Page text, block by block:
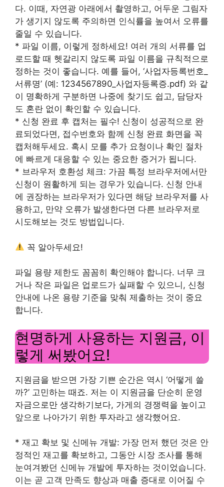
다. 이때, 자연광 아래에서 촬영하고, 어두운 그림자
가 생기지 않도록 주의하면 인식률을 높여서 오류를
줄일 수 있습니다.
* 파일 이름, 이렇게 정하세요! 여러 개의 서류를 업
로드할 때 헷갈리지 않도록 파일 이름을 규칙적으로
정하는 것이 좋습니다. 예를 들어, ‘사업자등록번호_
서류명’ (예: 1234567890_사업자등록증.pdf) 와 같
이 명확하게 구분하면 나중에 찾기도 쉽고, 담당자
도 혼란 없이 확인할 수 있습니다.
* 신청 완료 후 캡처는 필수! 신청이 성공적으로 완
료되었다면, 접수번호와 함께 신청 완료 화면을 꼭
캡처해두세요. 혹시 모를 추가 요청이나 확인 절차
에 빠르게 대응할 수 있는 중요한 증거가 됩니다.
* 브라우저 호환성 체크: 가끔 특정 브라우저에서만
신청이 원활하게 되는 경우가 있습니다. 신청 안내
에 권장하는 브라우저가 있다면 해당 브라우저를 사
용하고, 만약 오류가 발생한다면 다른 브라우저로
시도해보는 것도 방법입니다.
꼭 알아두세요!
파일 용량 제한도 꼼꼼히 확인해야 합니다. 너무 크
거나 작은 파일은 업로드가 실패할 수 있으니, 신청
안내에 나온 용량 기준을 맞춰 제출하는 것이 중요
합니다.
현명하게 사용하는 지원금, 이
렇게 써봤어요!
지원금을 받으면 가장 기쁜 순간은 역시 ‘어떻게 쓸
까?’ 고민하는 때죠. 저는 이 지원금을 단순히 운영
자금으로만 생각하기보다, 가게의 경쟁력을 높이고
앞으로 나아가기 위한 투자라고 생각했어요.
* 재고 확보 및 신메뉴 개발: 가장 먼저 했던 것은 안
정적인 재고를 확보하고, 그동안 시장 조사를 통해
눈여겨봤던 신메뉴 개발에 투자하는 것이었습니다.
이는 곧 고객 만족도 향상과 매출 증대로 이어질 수